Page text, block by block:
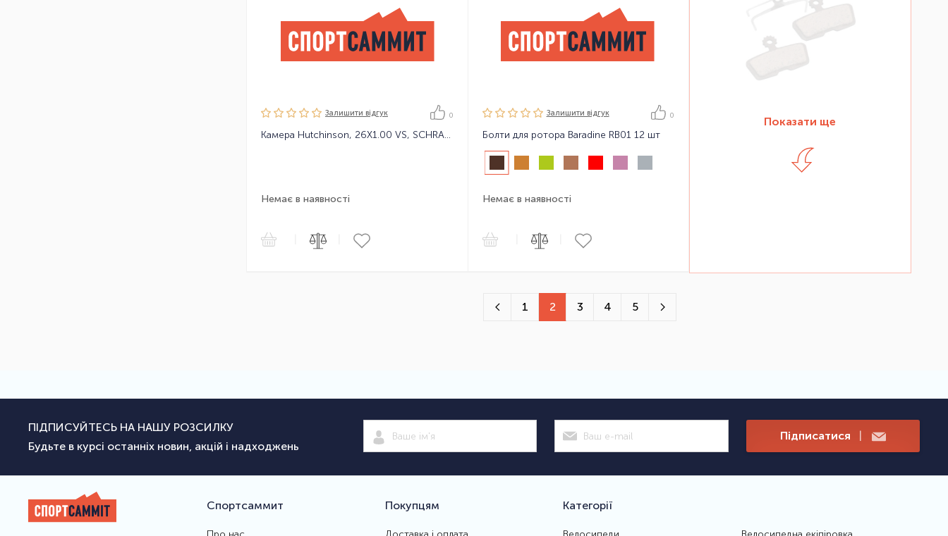
Залишити вiдгук 0
Камера Hutchinson, 26X1.00 VS, SCHRADER
Немає в наявності
Залишити вiдгук 0
Болти для ротора Baradine RB01 12 шт
Немає в наявності
Показати ще
1 2 3 4 5
ПІДПИСУЙТЕСЬ НА НАШУ РОЗСИЛКУ
Будьте в курсі останніх новин, акцій і надходжень
Підписатися |
Спортсаммит Покупцям Категорії